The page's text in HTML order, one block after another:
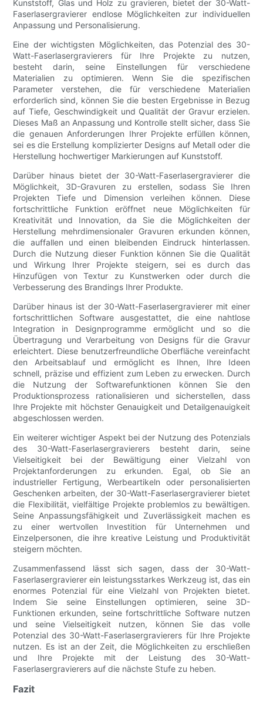
Kunststoff, Glas und Holz zu gravieren, bietet der 30-Watt-
Faserlasergravierer endlose Möglichkeiten zur individuellen
Anpassung und Personalisierung.
Eine der wichtigsten Möglichkeiten, das Potenzial des 30-
Watt-Faserlasergravierers für Ihre Projekte zu nutzen,
besteht darin, seine Einstellungen für verschiedene
Materialien zu optimieren. Wenn Sie die spezifischen
Parameter verstehen, die für verschiedene Materialien
erforderlich sind, können Sie die besten Ergebnisse in Bezug
auf Tiefe, Geschwindigkeit und Qualität der Gravur erzielen.
Dieses Maß an Anpassung und Kontrolle stellt sicher, dass Sie
die genauen Anforderungen Ihrer Projekte erfüllen können,
sei es die Erstellung komplizierter Designs auf Metall oder die
Herstellung hochwertiger Markierungen auf Kunststoff.
Darüber hinaus bietet der 30-Watt-Faserlasergravierer die
Möglichkeit, 3D-Gravuren zu erstellen, sodass Sie Ihren
Projekten Tiefe und Dimension verleihen können. Diese
fortschrittliche Funktion eröffnet neue Möglichkeiten für
Kreativität und Innovation, da Sie die Möglichkeiten der
Herstellung mehrdimensionaler Gravuren erkunden können,
die auffallen und einen bleibenden Eindruck hinterlassen.
Durch die Nutzung dieser Funktion können Sie die Qualität
und Wirkung Ihrer Projekte steigern, sei es durch das
Hinzufügen von Textur zu Kunstwerken oder durch die
Verbesserung des Brandings Ihrer Produkte.
Darüber hinaus ist der 30-Watt-Faserlasergravierer mit einer
fortschrittlichen Software ausgestattet, die eine nahtlose
Integration in Designprogramme ermöglicht und so die
Übertragung und Verarbeitung von Designs für die Gravur
erleichtert. Diese benutzerfreundliche Oberfläche vereinfacht
den Arbeitsablauf und ermöglicht es Ihnen, Ihre Ideen
schnell, präzise und effizient zum Leben zu erwecken. Durch
die Nutzung der Softwarefunktionen können Sie den
Produktionsprozess rationalisieren und sicherstellen, dass
Ihre Projekte mit höchster Genauigkeit und Detailgenauigkeit
abgeschlossen werden.
Ein weiterer wichtiger Aspekt bei der Nutzung des Potenzials
des 30-Watt-Faserlasergravierers besteht darin, seine
Vielseitigkeit bei der Bewältigung einer Vielzahl von
Projektanforderungen zu erkunden. Egal, ob Sie an
industrieller Fertigung, Werbeartikeln oder personalisierten
Geschenken arbeiten, der 30-Watt-Faserlasergravierer bietet
die Flexibilität, vielfältige Projekte problemlos zu bewältigen.
Seine Anpassungsfähigkeit und Zuverlässigkeit machen es
zu einer wertvollen Investition für Unternehmen und
Einzelpersonen, die ihre kreative Leistung und Produktivität
steigern möchten.
Zusammenfassend lässt sich sagen, dass der 30-Watt-
Faserlasergravierer ein leistungsstarkes Werkzeug ist, das ein
enormes Potenzial für eine Vielzahl von Projekten bietet.
Indem Sie seine Einstellungen optimieren, seine 3D-
Funktionen erkunden, seine fortschrittliche Software nutzen
und seine Vielseitigkeit nutzen, können Sie das volle
Potenzial des 30-Watt-Faserlasergravierers für Ihre Projekte
nutzen. Es ist an der Zeit, die Möglichkeiten zu erschließen
und Ihre Projekte mit der Leistung des 30-Watt-
Faserlasergravierers auf die nächste Stufe zu heben.
Fazit